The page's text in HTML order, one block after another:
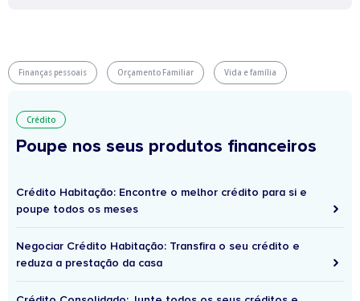
Finanças pessoais Orçamento Familiar Vida e família
Crédito
Poupe nos seus produtos financeiros
Crédito Habitação: Encontre o melhor crédito para si e
poupe todos os meses
Negociar Crédito Habitação: Transfira o seu crédito e
reduza a prestação da casa